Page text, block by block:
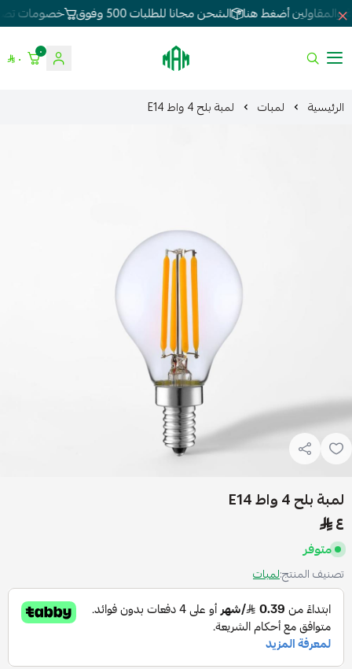
الشحن مجانا للطلبات 500 وفوق خصومات تصل 80% لطلبات
الموسى للإنارة
٠ ٠
الرئيسية لمبات لمبة بلح 4 واط E14
لمبة بلح 4 واط E14
٤
متوفر
تصنيف المنتج:لمبات